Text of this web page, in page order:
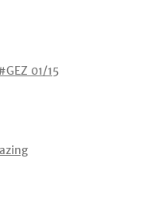
01/15